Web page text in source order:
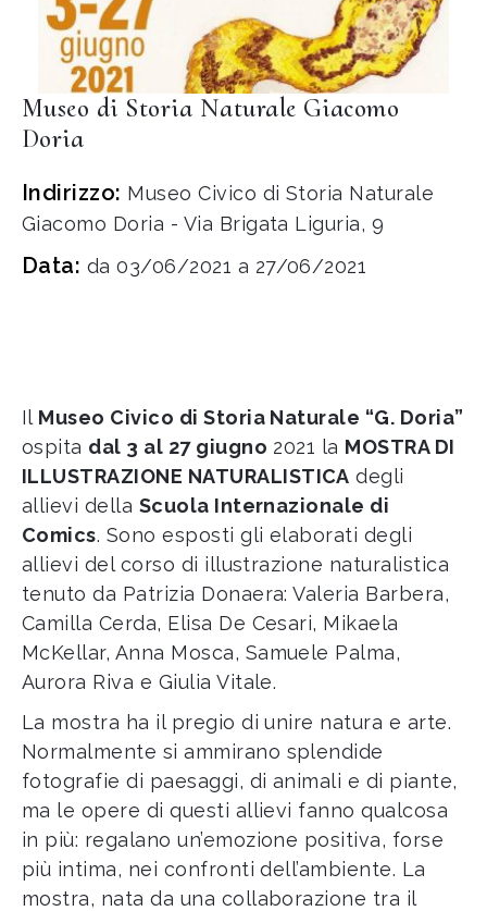
Museo di Storia Naturale Giacomo
Doria
Indirizzo: Museo Civico di Storia Naturale
Giacomo Doria - Via Brigata Liguria, 9
Data: da 03/06/2021 a 27/06/2021
Il Museo Civico di Storia Naturale “G. Doria”
ospita dal 3 al 27 giugno 2021 la MOSTRA DI
ILLUSTRAZIONE NATURALISTICA degli
allievi della Scuola Internazionale di
Comics. Sono esposti gli elaborati degli
allievi del corso di illustrazione naturalistica
tenuto da Patrizia Donaera: Valeria Barbera,
Camilla Cerda, Elisa De Cesari, Mikaela
McKellar, Anna Mosca, Samuele Palma,
Aurora Riva e Giulia Vitale.
La mostra ha il pregio di unire natura e arte.
Normalmente si ammirano splendide
fotografie di paesaggi, di animali e di piante,
ma le opere di questi allievi fanno qualcosa
in più: regalano un’emozione positiva, forse
più intima, nei confronti dell’ambiente. La
mostra, nata da una collaborazione tra il